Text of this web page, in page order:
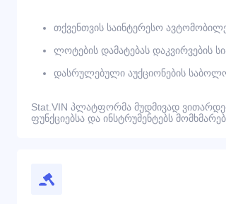
თქვენთვის საინტერესო
ლოტების დამატებას დაკვირვების
დასრულებული აუქციონების
Stat.VIN პლატფორმა მუდმივად
ფუნქციებსა და ინსტრუმენტებს